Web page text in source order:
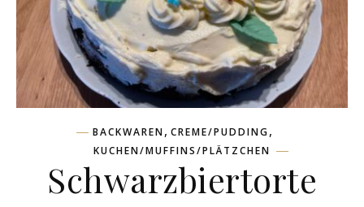
BACKWAREN, CREME/PUDDING,
KUCHEN/MUFFINS/PLÄTZCHEN
Schwarzbiertorte